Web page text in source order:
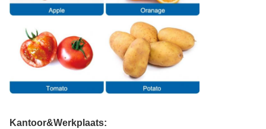
Kantoor&Werkplaats: